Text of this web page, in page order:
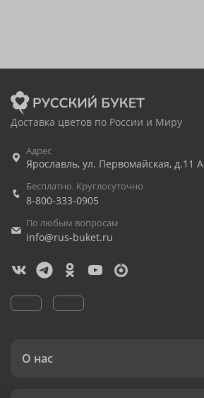
Доставка цветов по России и Миру
Адрес
Ярославль, ул. Первомайская, д.11 А
Бесплатно. Круглосуточно
8-800-333-0905
По любым вопросам
info@rus-buket.ru
О нас